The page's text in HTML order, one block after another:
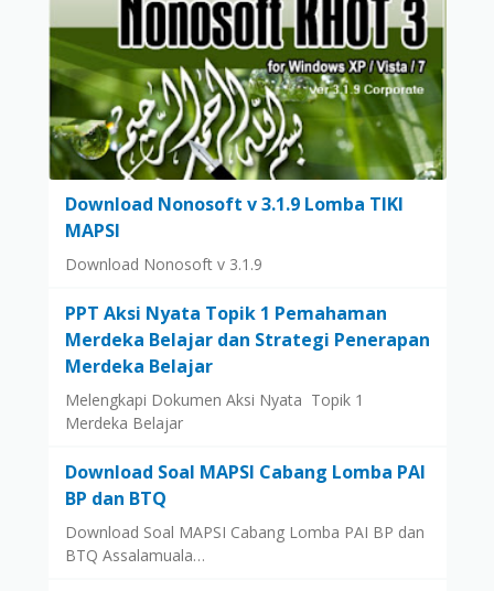
Download Nonosoft v 3.1.9 Lomba TIKI
MAPSI
Download Nonosoft v 3.1.9
PPT Aksi Nyata Topik 1 Pemahaman
Merdeka Belajar dan Strategi Penerapan
Merdeka Belajar
Melengkapi Dokumen Aksi Nyata Topik 1
Merdeka Belajar
Download Soal MAPSI Cabang Lomba PAI
BP dan BTQ
Download Soal MAPSI Cabang Lomba PAI BP dan
BTQ Assalamuala…